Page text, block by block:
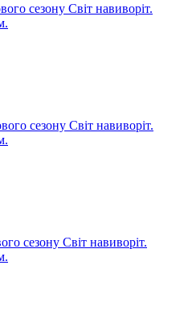
сезону Світ навиворіт.
сезону Світ навиворіт.
сезону Світ навиворіт.